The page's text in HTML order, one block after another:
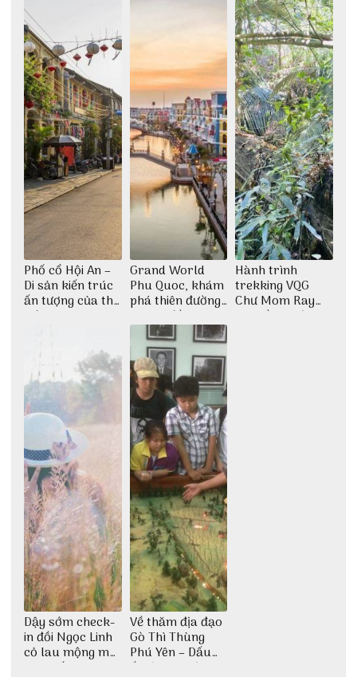
Phố cổ Hội An –
Di sản kiến trúc
ấn tượng của thế
giới
Grand World
Phu Quoc, khám
phá thiên đường
giải trí đầy sôi
động
Hành trình
trekking VQG
Chư Mom Ray
tìm về núi rừng
Dậy sớm check-
in đồi Ngọc Linh
cỏ lau mộng mơ
tại Huế nè bạn
Về thăm địa đạo
Gò Thì Thùng
Phú Yên – Dấu
ấn lịch sử còn